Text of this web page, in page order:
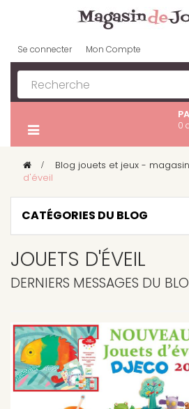
Se connecter Mon Compte
0
> Blog jouets et jeux -
d'éveil
JOUETS D'ÉVEIL
DERNIERS MESSAGES DU
CATÉGORIES DU BLOG